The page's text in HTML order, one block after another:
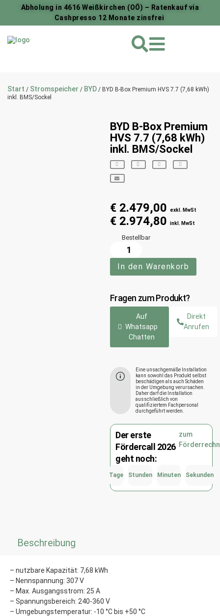
Abholung in 4616 Weißkirchen (OÖ) – Ratenkauf via
Cashpresso 12 Monate zinsfrei
Start / Stromspeicher / BYD / BYD B-Box Premium HVS 7.7 (7,68 kWh)
inkl. BMS/Sockel
BYD B-Box Premium
HVS 7.7 (7,68 kWh)
inkl. BMS/Sockel
€ 2.479,00 exkl. MwSt
€ 2.974,80 inkl. MwSt
Bestellbar
In den Warenkorb
Fragen zum Produkt?
Auf
Whatsapp
Chatten
Direkt
Anrufen
Eine unsachgemäße Installation
kann sowohl das Produkt selbst
beschädigen als auch Schäden
in der Umgebung verursachen.
Daher darf die Installation
ausschließlich von
qualifiziertem Fachpersonal
durchgeführt werden.
Der erste
Fördercall 2026
geht noch:
zum
Tage Stunden Minuten Sekunden
Beschreibung
– nutzbare Kapazität: 7,68 kWh
– Nennspannung: 307 V
– Max. Ausgangsstrom: 25 A
– Spannungsbereich: 240-360 V
– Umgebungstemperatur: -10 °C bis +50 °C